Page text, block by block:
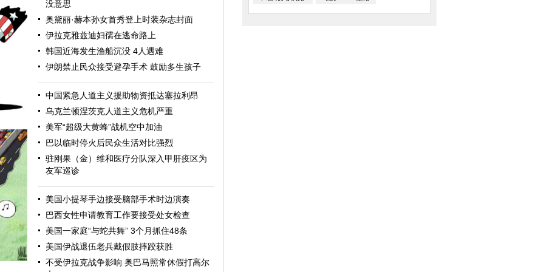
没意思
奥黛丽·赫本孙女首秀登上时装杂志封面
伊拉克雅兹迪妇孺在逃命路上
韩国近海发生渔船沉没 4人遇难
伊朗禁止民众接受避孕手术 鼓励多生孩子
中国紧急人道主义援助物资抵达塞拉利昂
乌克兰顿涅茨克人道主义危机严重
美军“超级大黄蜂”战机空中加油
巴以临时停火后民众生活对比强烈
驻刚果（金）维和医疗分队深入甲肝疫区为
友军巡诊
美国小提琴手边接受脑部手术时边演奏
巴西女性申请教育工作要接受处女检查
美国一家庭“与蛇共舞” 3个月抓住48条
美国伊战退伍老兵戴假肢摔跤获胜
不受伊拉克战争影响 奥巴马照常休假打高尔